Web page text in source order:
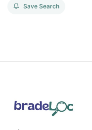
Save Search